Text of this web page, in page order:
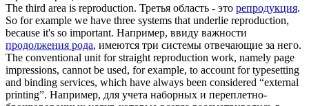
The third area is reproduction. Третья область - это репродукция.
So for example we have three systems that underlie reproduction,
because it's so important. Например, ввиду важности
продолжения рода, имеются три системы отвечающие за него.
The conventional unit for straightreproduction work, namely page
impressions, cannot be used, for example, to account for typesetting
and binding services, which have always been considered “external
printing”. Например, для учета наборных и переплетно-